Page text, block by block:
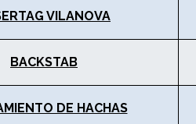
VILANOVA
BACKSTAB
DE HACHAS